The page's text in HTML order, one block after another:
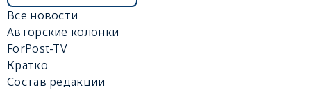
Все новости
Авторские колонки
ForPost-TV
Кратко
Состав редакции